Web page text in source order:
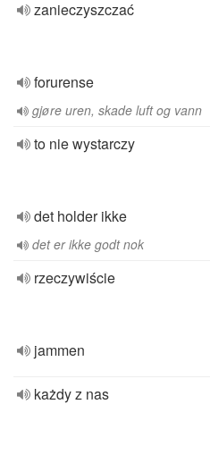
zanieczyszczać
forurense
gjøre uren, skade luft og vann
to nie wystarczy
det holder ikke
det er ikke godt nok
rzeczywiście
jammen
każdy z nas